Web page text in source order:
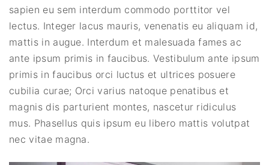
sapien eu sem interdum commodo porttitor vel
lectus. Integer lacus mauris, venenatis eu aliquam id,
mattis in augue. Interdum et malesuada fames ac
ante ipsum primis in faucibus. Vestibulum ante ipsum
primis in faucibus orci luctus et ultrices posuere
cubilia curae; Orci varius natoque penatibus et
magnis dis parturient montes, nascetur ridiculus
mus. Phasellus quis ipsum eu libero mattis volutpat
nec vitae magna.